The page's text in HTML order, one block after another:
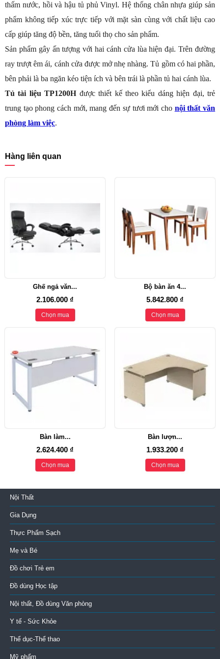
thấm nước, hồi và hậu tủ phủ Vinyl. Hệ thống chân nhựa giúp sản
phẩm không tiếp xúc trực tiếp với mặt sàn cùng với chất liệu cao
cấp giúp tăng độ bền, tăng tuổi thọ cho sản phẩm.
Sản phẩm gây ấn tượng với hai cánh cửa lùa hiện đại. Trên đường
ray trượt êm ái, cánh cửa được mở nhẹ nhàng. Tủ gồm có hai phần,
bên phải là ba ngăn kéo tiện ích và bên trái là phần tủ hai cánh lùa.
Tủ tài liệu TP1200Hđược thiết kế theo kiểu dáng hiện đại, trẻ
trung tạo phong cách mới, mang đến sự tươi mới cho nội thất văn
phòng làm việc.
Hàng liên quan
Ghế ngả văn...
2.106.000 ₫
Chọn mua
Bộ bàn ăn 4...
5.842.800 ₫
Chọn mua
Bàn làm...
2.624.400 ₫
Chọn mua
Bàn lượn...
1.933.200 ₫
Chọn mua
Nội Thất
Gia Dụng
Thực Phẩm Sạch
Mẹ và Bé
Đồ chơi Trẻ em
Đồ dùng Học tập
Nội thất, Đồ dùng Văn phòng
Y tế - Sức Khỏe
Thể dục-Thể thao
Mỹ phẩm